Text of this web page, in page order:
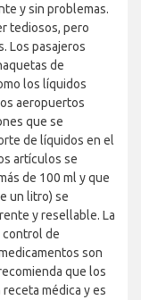
y sin problemas.
tediosos, pero
Los pasajeros
de
los líquidos
aeropuertos
que se
de líquidos en el
artículos se
de 100 ml y que
un litro) se
y resellable. La
control de
son
que los
médica y es